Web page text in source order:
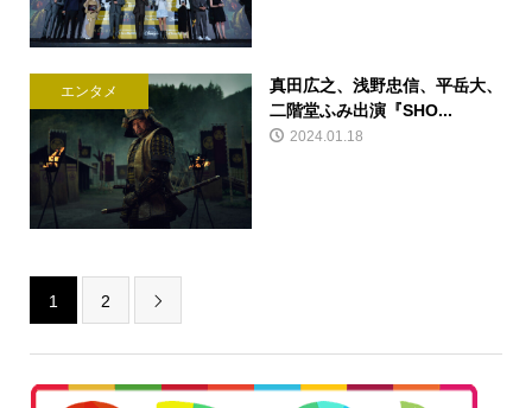
エンタメ
真田広之、浅野忠信、平岳大、
二階堂ふみ出演『SHO...
2024.01.18
1 2 